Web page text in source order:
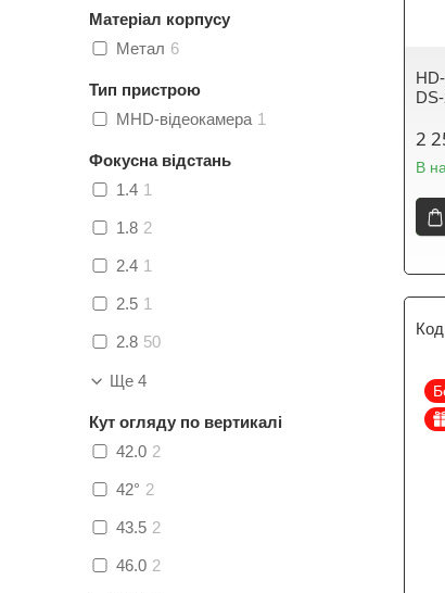
2
В
Матеріал корпусу
Метал 6
Тип пристрою
MHD-відеокамера 1
Фокусна відстань
1.4 1
1.8 2
2.4 1
2.5 1
2.8 50
Ще 4
Кут огляду по вертикалі
42.0 2
42° 2
43.5 2
46.0 2